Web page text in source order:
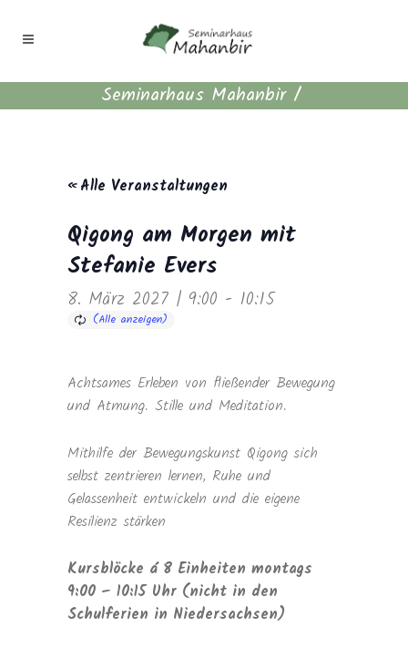
Seminarhaus Mahanbir/
« Alle Veranstaltungen
Qigong am Morgen mit
Stefanie Evers
8. März 2027 | 9:00 - 10:15
Achtsames Erleben von fließender Bewegung
und Atmung. Stille und Meditation.
Mithilfe der Bewegungskunst Qigong sich
selbst zentrieren lernen, Ruhe und
Gelassenheit entwickeln und die eigene
Resilienz stärken
Kursblöcke á 8 Einheiten montags
9:00 – 10:15 Uhr (nicht in den
Schulferien in Niedersachsen)